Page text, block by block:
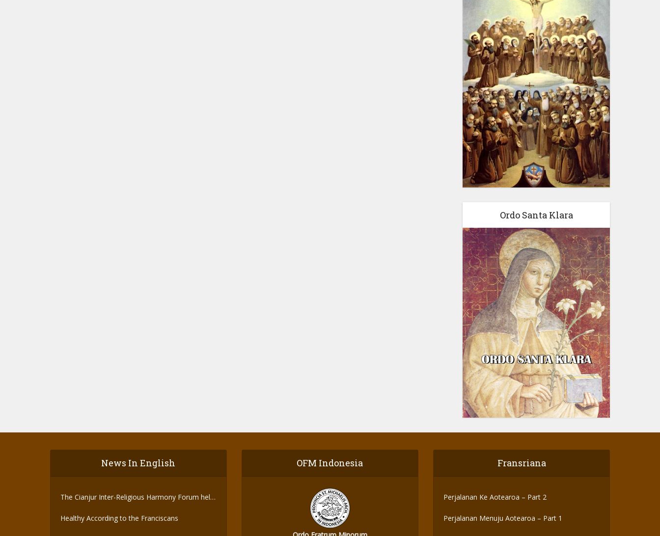
Ordo Santa Klara
News In English
The Cianjur Inter-Religious Harmony Forum held
Healthy According to the Franciscans
OFM Indonesia Fransriana
Perjalanan Ke Aotearoa – Part 2
Perjalanan Menuju Aotearoa – Part 1